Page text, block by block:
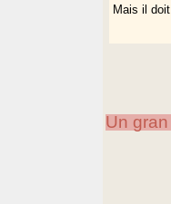
Mais il
Un